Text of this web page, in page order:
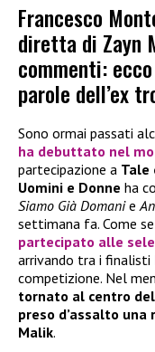
Francesco
diretta di Zayn
commenti:
parole dell’ex
Sono ormai passati
ha debuttato nel
partecipazione a Tale
Uomini e Donne ha
Siamo Già Domanie
settimana fa. Come
partecipato alle
arrivando tra i finalisti
competizione. Nel
tornato al centro
preso d’assalto
Malik.